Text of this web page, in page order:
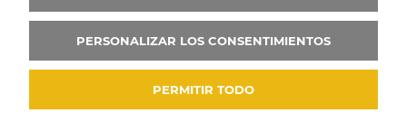
PERSONALIZAR LOS CONSENTIMIENTOS
PERMITIR TODO